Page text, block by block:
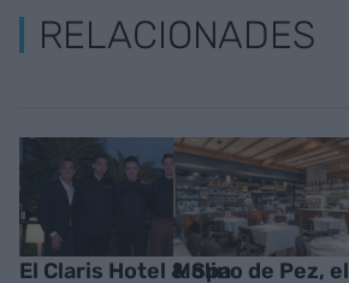
RELACIONADES
El Claris Hotel & SpaMolino de Pez, el